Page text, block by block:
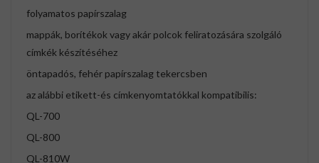
folyamatos papírszalag
mappák, borítékok vagy akár polcok feliratozására szolgáló
címkék készítéséhez
öntapadós, fehér papírszalag tekercsben
az alábbi etikett-és címkenyomtatókkal kompatibilis:
QL-700
QL-800
QL-810W